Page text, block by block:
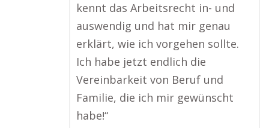
kennt das Arbeitsrecht in- und
auswendig und hat mir genau
erklärt, wie ich vorgehen sollte.
Ich habe jetzt endlich die
Vereinbarkeit von Beruf und
Familie, die ich mir gewünscht
habe!“